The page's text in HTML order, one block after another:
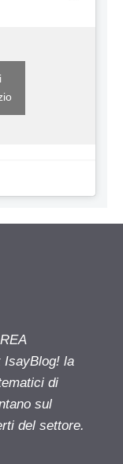
IsayBlog! la
di
sul
del settore.